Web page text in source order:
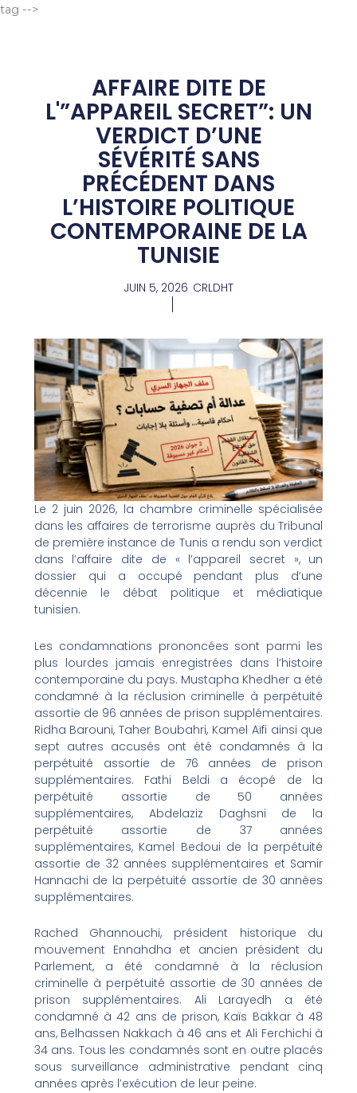
tag -->
AFFAIRE DITE DE
L'”APPAREIL SECRET”: UN
VERDICT D’UNE
SÉVÉRITÉ SANS
PRÉCÉDENT DANS
L’HISTOIRE POLITIQUE
CONTEMPORAINE DE LA
TUNISIE
JUIN 5, 2026 CRLDHT
Le 2 juin 2026, la chambre criminelle spécialisée
dans les affaires de terrorisme auprès du Tribunal
de première instance de Tunis a rendu son verdict
dans l’affaire dite de « l’appareil secret », un
dossier qui a occupé pendant plus d’une
décennie le débat politique et médiatique
tunisien.
Les condamnations prononcées sont parmi les
plus lourdes jamais enregistrées dans l’histoire
contemporaine du pays. Mustapha Khedher a été
condamné à la réclusion criminelle à perpétuité
assortie de 96 années de prison supplémentaires.
Ridha Barouni, Taher Boubahri, Kamel Aïfi ainsi que
sept autres accusés ont été condamnés à la
perpétuité assortie de 76 années de prison
supplémentaires. Fathi Beldi a écopé de la
perpétuité assortie de 50 années
supplémentaires, Abdelaziz Daghsni de la
perpétuité assortie de 37 années
supplémentaires, Kamel Bedoui de la perpétuité
assortie de 32 années supplémentaires et Samir
Hannachi de la perpétuité assortie de 30 années
supplémentaires.
Rached Ghannouchi, président historique du
mouvement Ennahdha et ancien président du
Parlement, a été condamné à la réclusion
criminelle à perpétuité assortie de 30 années de
prison supplémentaires. Ali Larayedh a été
condamné à 42 ans de prison, Kaïs Bakkar à 48
ans, Belhassen Nakkach à 46 ans et Ali Ferchichi à
34 ans. Tous les condamnés sont en outre placés
sous surveillance administrative pendant cinq
années après l’exécution de leur peine.